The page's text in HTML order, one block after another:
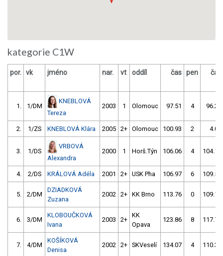
kategorie C1W
por. vk jméno nar. vt oddíl čas pen čas
1. 1/DM
KNEBLOVÁ
Tereza
2003 1 Olomouc 97.51 4 96.28
2. 1/ZS KNEBLOVÁ Klára 2005 2+ Olomouc 100.93 2 4.00
3. 1/DS
VRBOVÁ
Alexandra
2000 1 Horš.Týn 106.06 4 104.14
4. 2/DS KRÁLOVÁ Adéla 2001 2+ USK Pha 106.97 6 109.59
5. 2/DM
DZIADKOVÁ
Zuzana
2002 2+ KK Brno 113.76 0 109.15
6. 3/DM
KLOBOUČKOVÁ
Ivana
2003 2+
KK
Opava
123.86 8 117.72
7. 4/DM
KOŠÍKOVÁ
Denisa
2002 2+ SKVeselí 134.07 4 110.33